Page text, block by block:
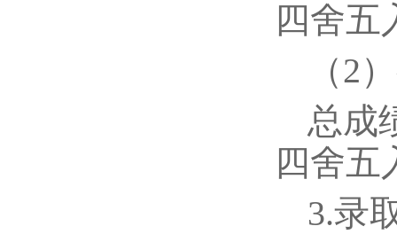
四舍五
（2
总成
四舍五
3.录